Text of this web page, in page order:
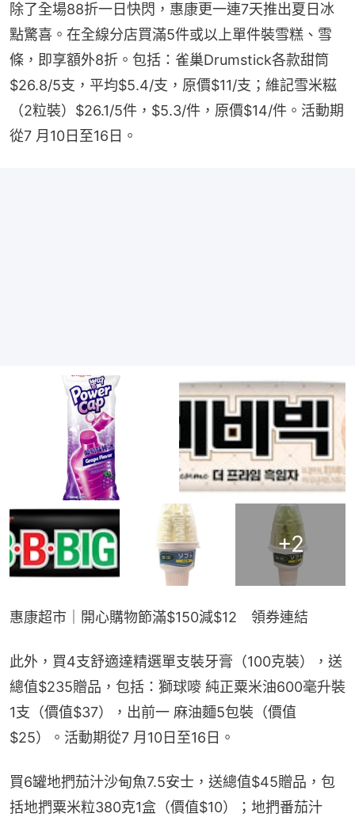
除了全場88折一日快閃，惠康更一連7天推出夏日冰
點驚喜。在全線分店買滿5件或以上單件裝雪糕、雪
條，即享額外8折。包括：雀巢Drumstick各款甜筒
$26.8/5支，平均$5.4/支，原價$11/支；維記雪米糍
（2粒裝）$26.1/5件，$5.3/件，原價$14/件。活動期
從7 月10日至16日。
+2
惠康超市｜開心購物節滿$150減$12　領券連結
此外，買4支舒適達精選單支裝牙膏（100克裝），送
總值$235贈品，包括：獅球嘜 純正粟米油600毫升裝
1支（價值$37），出前一 麻油麵5包裝（價值
$25）。活動期從7 月10日至16日。
買6罐地捫茄汁沙甸魚7.5安士，送總值$45贈品，包
括地捫粟米粒380克1盒（價值$10）；地捫番茄汁